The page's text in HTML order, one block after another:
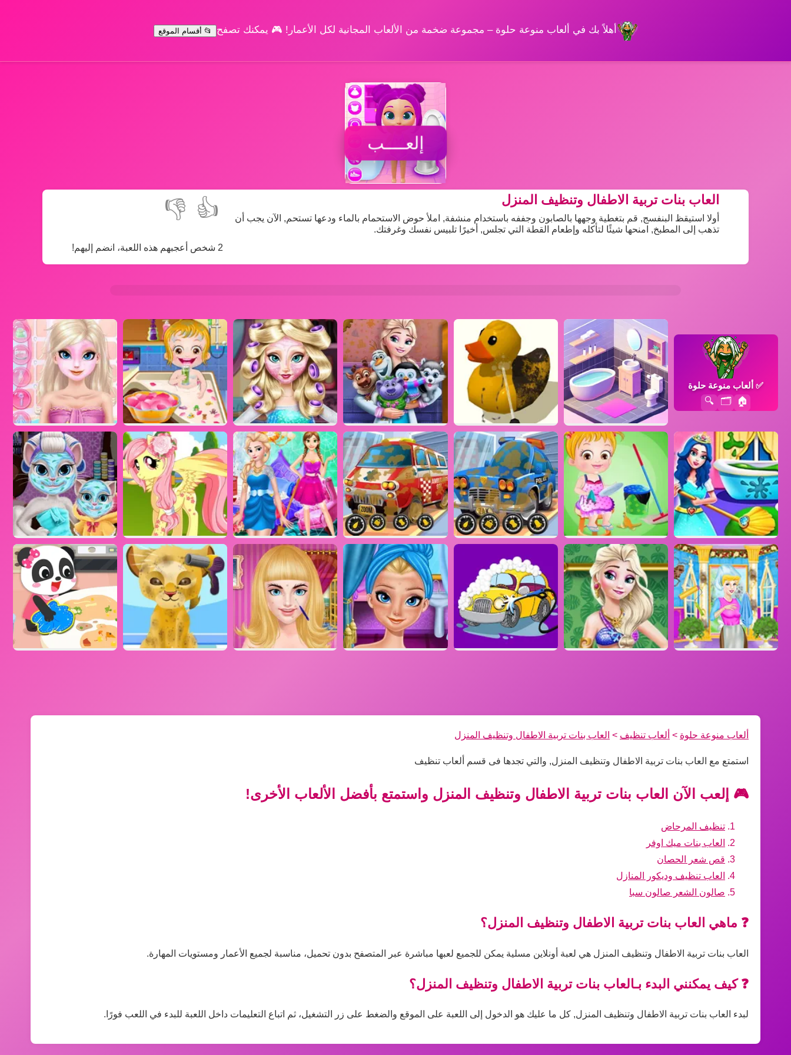
أهلاً بك في ألعاب منوعة حلوة – مجموعة ضخمة من الألعاب المجانية لكل الأعمار! 🎮 يمكنك تصفح 📂 أقسام الموقع
إلعــــب
👍
👎
2 شخص أعجبهم هذه اللعبة، انضم إليهم!
العاب بنات تربية الاطفال وتنظيف المنزل
أولا استيقظ البنفسج, قم بتغطية وجهها بالصابون وجففه باستخدام منشفة, املأ حوض الاستحمام بالماء ودعها تستحم, الآن يجب أن
تذهب إلى المطبخ, امنحها شيئًا لتأكله وإطعام القطة التي تجلس, أخيرًا تلبيس نفسك وغرفتك.
✅ألعاب منوعة حلوة
🏠
🗂️
🔍
ألعاب منوعة حلوة > ألعاب تنظيف > العاب بنات تربية الاطفال وتنظيف المنزل
استمتع مع العاب بنات تربية الاطفال وتنظيف المنزل, والتي تجدها فى قسم ألعاب تنظيف
🎮 إلعب الآن العاب بنات تربية الاطفال وتنظيف المنزل واستمتع بأفضل الألعاب الأخرى!
تنظيف المرحاض
العاب بنات ميك اوفر
قص شعر الحصان
العاب تنظيف وديكور المنازل
صالون الشعر صالون سبا
❓ ماهي العاب بنات تربية الاطفال وتنظيف المنزل؟
العاب بنات تربية الاطفال وتنظيف المنزل هي لعبة أونلاين مسلية يمكن للجميع لعبها مباشرة عبر المتصفح بدون تحميل، مناسبة لجميع الأعمار ومستويات المهارة.
❓ كيف يمكنني البدء بـالعاب بنات تربية الاطفال وتنظيف المنزل؟
لبدء العاب بنات تربية الاطفال وتنظيف المنزل, كل ما عليك هو الدخول إلى اللعبة على الموقع والضغط على زر التشغيل، ثم اتباع التعليمات داخل اللعبة للبدء في اللعب فورًا.